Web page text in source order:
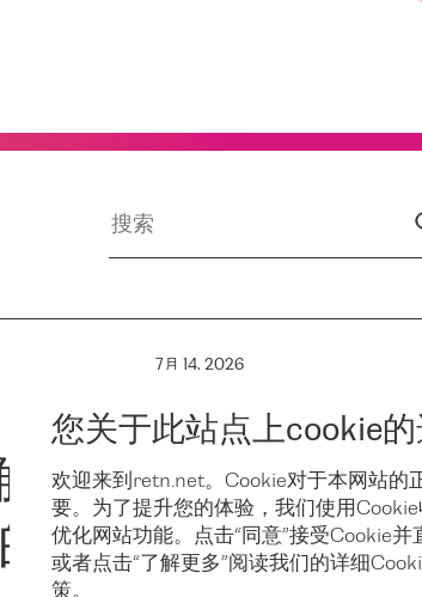
您关于此站点上cookie的
欢迎来到retn.net。Cookie对于本网站的
要。为了提升您的体验，我们使用
优化网站功能。点击“同意”接受Cookie并
或者点击“了解更多”阅读我们的详细
策。
保亚
稳
7月 14, 2026
RETN 支援
Campus,
Hofnetz &